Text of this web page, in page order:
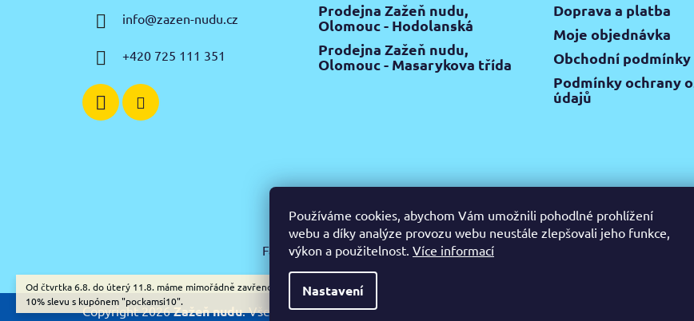
Používáme cookies, abychom Vám umožnili pohodlné prohlížení
webu a díky analýze provozu webu neustále zlepšovali jeho funkce,
výkon a použitelnost. Více informací
Nastavení
Od čtvrtka 6.8. do úterý 11.8. máme mimořádně zavřeno. Nespěcháte? Využijte
10% slevu s kupónem "pockamsi10".
info@zazen-nudu.cz
+420 725 111 351
Prodejna Zažeň nudu,
Olomouc - Hodolanská
Prodejna Zažeň nudu,
Olomouc - Masarykova třída
Doprava a platba
Moje objednávka
Obchodní podmínky
Podmínky ochrany
údajů
Facebook Instagram Pinterest YouTube
Copyright 2026Zažeň nudu. Všechna práva vyhrazena.